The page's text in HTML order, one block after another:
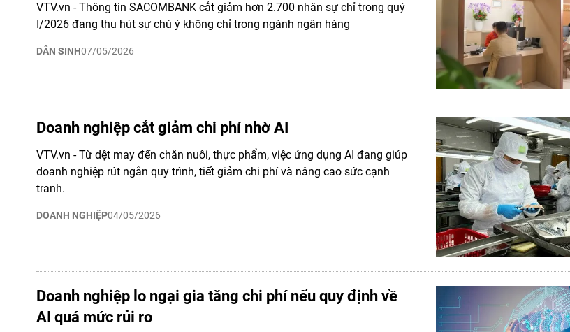
DÂN SINH07/05/2026
VTV.vn - Thông tin SACOMBANK cắt giảm hơn 2.700 nhân sự chỉ trong quý
I/2026 đang thu hút sự chú ý không chỉ trong ngành ngân hàng
Doanh nghiệp cắt giảm chi phí nhờ AI
DOANH NGHIỆP04/05/2026
VTV.vn - Từ dệt may đến chăn nuôi, thực phẩm, việc ứng dụng AI đang giúp
doanh nghiệp rút ngắn quy trình, tiết giảm chi phí và nâng cao sức cạnh
tranh.
Doanh nghiệp lo ngại gia tăng chi phí nếu quy định về
AI quá mức rủi ro